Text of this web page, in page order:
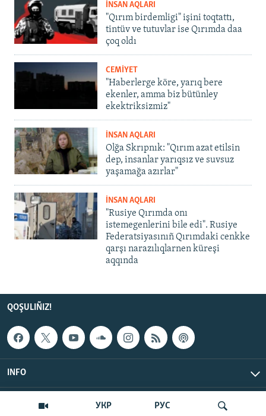
УКР РУС
İNSAN AQLARI
"Qırım birdemligi" işini toqtattı,
tintüv ve tutuvlar ise Qırımda daa
çoq oldı
CEMİYET
"Haberlerge köre, yarıq bere
ekenler, amma biz bütünley
ekektriksizmiz"
İNSAN AQLARI
Olğa Skrıpnık: "Qırım azat etilsin
dep, insanlar yarıqsız ve suvsuz
yaşamağa azırlar"
İNSAN AQLARI
"Rusiye Qırımda onı
istemegenlerini bile edi". Rusiye
Federatsiyasınıñ Qırımdaki cenkke
qarşı narazılıqlarnen küreşi
aqqında
QOŞULIÑIZ!
INFO
© Qırım.Aqiqat, 2026 | All Rights Reserved.